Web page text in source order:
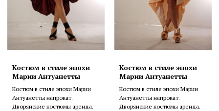
Костюм в стиле эпохи
Марии Антуанетты
Костюм в стиле эпохи Марии
Антуанетты напрокат.
Дворянские костюмы аренда.
Костюм в стиле эпохи
Марии Антуанетты
Костюм в стиле эпохи Марии
Антуанетты напрокат.
Дворянские костюмы аренда.